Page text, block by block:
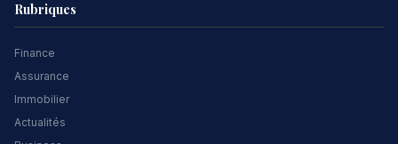
Rubriques
Finance
Assurance
Immobilier
Actualités